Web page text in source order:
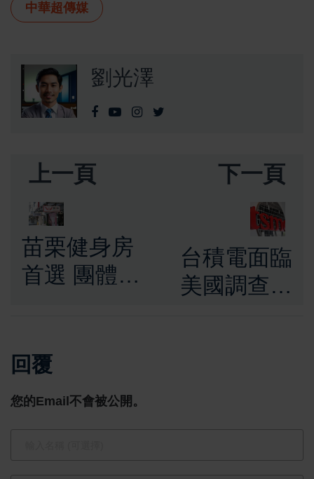
中華超傳媒
劉光澤
上一頁
苗栗健身房
首選 團體課
運動樂趣
下一頁
台積電面臨
美國調查：
回覆
您的Email不會被公開。